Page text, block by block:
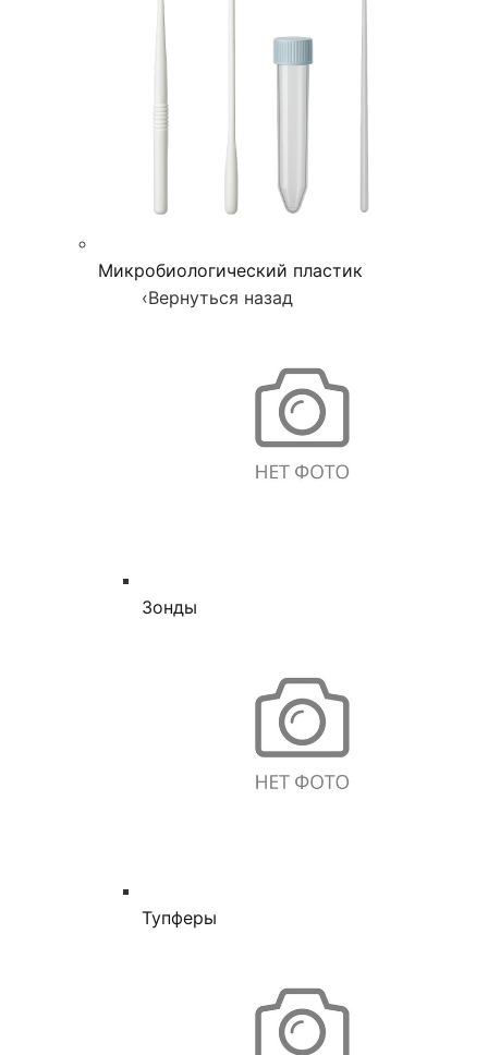
Микробиологический пластик
‹Вернуться назад
Зонды
Тупферы